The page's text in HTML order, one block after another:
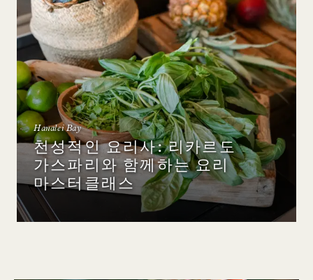
Hanalei Bay
천성적인 요리사: 리카르도
가스파리와 함께하는 요리
마스터클래스